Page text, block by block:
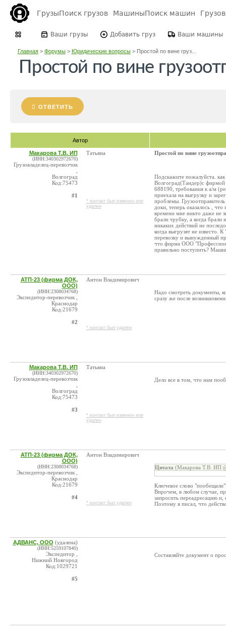
ГрузыПоиск грузов МашиныПоиск машин
Ваши грузы Добавить груз Ваши машины
Главная> Форумы> Юридические вопросы> Простой по вине груз...
Простой по вине
ОТВЕТИТЬ
Автор
Макарова Т.В. ИП
(ИНН:340302972670)
Грузовладелец-перевозчик
Волгоград
Код:75473
#1
Татьяна
* контакт был изменен или
удален
Простой по вине
Подскажите пожалуйста.
Волгоград(Тандер)с
688190, требования к а/м
приехала на выгрузку и
проблемы.
доки, теперь оказалось ,
времени мне никто даже не
брали трубку, а когда брали
никаких действий не
когда выгрузят не известо.
перевозку и вынужденный
что фирма ООО
правильно поступить?
АТП-23 (фирма ДОК,
ООО)
(ИНН:2308034768)
Экспедитор-перевозчик ,
Краснодар
Код:21679
#2
Антон Владимирович
* контакт был удален
Надо смотреть документы,
сразу же после
Макарова Т.В. ИП
(ИНН:340302972670)
Грузовладелец-перевозчик
Волгоград
Код:75473
#3
Татьяна
* контакт был изменен или
удален
Дело все в том, что нам
АТП-23 (фирма ДОК,
ООО)
(ИНН:2308034768)
Экспедитор-перевозчик ,
Краснодар
Код:21679
#4
Антон Владимирович
* контакт был удален
Цитата (Макарова Т.В. ИП
Ключевое слово
Впрочем, в любом случае,
запросить переадресацию и,
Поэтому я писал, что
АДВАНС, ООО (удалена)
(ИНН:5259107840)
Экспедитор ,
Нижний Новгород
Код:1029721
#5
Составляйте документ о